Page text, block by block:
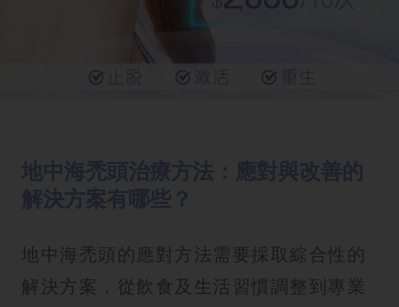
地中海禿頭的應對方法需要採取綜合性的
解決方案，從飲食及生活習慣調整到專業